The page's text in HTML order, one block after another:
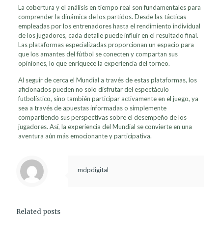
La cobertura y el análisis en tiempo real son fundamentales para
comprender la dinámica de los partidos. Desde las tácticas
empleadas por los entrenadores hasta el rendimiento individual
de los jugadores, cada detalle puede influir en el resultado final.
Las plataformas especializadas proporcionan un espacio para
que los amantes del fútbol se conecten y compartan sus
opiniones, lo que enriquece la experiencia del torneo.
Al seguir de cerca el Mundial a través de estas plataformas, los
aficionados pueden no solo disfrutar del espectáculo
futbolístico, sino también participar activamente en el juego, ya
sea a través de apuestas informadas o simplemente
compartiendo sus perspectivas sobre el desempeño de los
jugadores. Así, la experiencia del Mundial se convierte en una
aventura aún más emocionante y participativa.
mdpdigital
Related posts